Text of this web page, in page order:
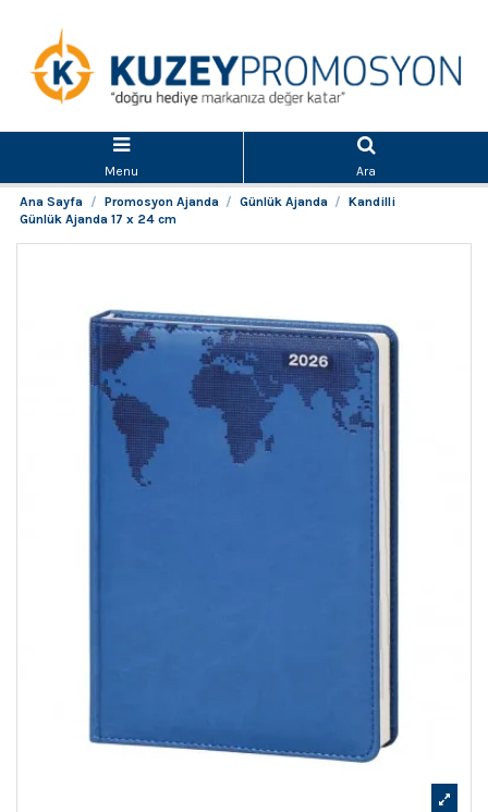
Menu
Ara
Ana Sayfa
Promosyon Ajanda Günlük Ajanda
Kandilli
Günlük Ajanda 17 x 24 cm